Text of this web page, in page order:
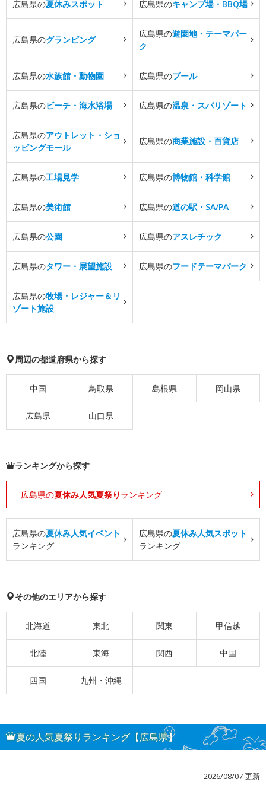
広島県の夏休みスポット 広島県のキャンプ場・BBQ場
広島県のグランピング
広島県の遊園地・テーマパー
ク
広島県の水族館・動物園 広島県のプール
広島県のビーチ・海水浴場 広島県の温泉・スパリゾート
広島県のアウトレット・ショ
ッピングモール
広島県の商業施設・百貨店
広島県の工場見学 広島県の博物館・科学館
広島県の美術館 広島県の道の駅・SA/PA
広島県の公園 広島県のアスレチック
広島県のタワー・展望施設 広島県のフードテーマパーク
広島県の牧場・レジャー＆リ
ゾート施設
周辺の都道府県から探す
中国 鳥取県 島根県 岡山県
広島県 山口県
ランキングから探す
広島県の夏休み人気夏祭り ランキング
広島県の夏休み人気イベント
ランキング
広島県の夏休み人気スポット
ランキング
その他のエリアから探す
北海道 東北 関東 甲信越
北陸 東海 関西 中国
四国 九州・沖縄
夏の人気夏祭りランキング【広島県】
2026/08/07 更新